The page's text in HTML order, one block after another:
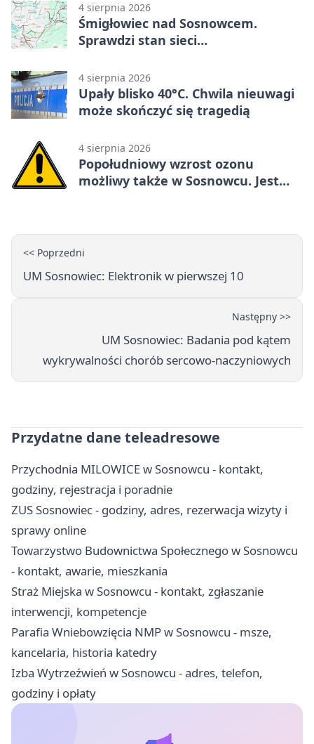
4 sierpnia 2026
Śmigłowiec nad Sosnowcem.
Sprawdzi stan sieci
4 sierpnia 2026
Upały blisko 40°C. Chwila nieuwagi
może skończyć się tragedią
4 sierpnia 2026
Popołudniowy wzrost ozonu
możliwy także w Sosnowcu. Jest
<< Poprzedni
UM Sosnowiec: Elektronik w pierwszej 10
Następny >>
UM Sosnowiec: Badania pod kątem
wykrywalności chorób sercowo-naczyniowych
Przydatne dane teleadresowe
Przychodnia MILOWICE w Sosnowcu - kontakt,
godziny, rejestracja i poradnie
ZUS Sosnowiec - godziny, adres, rezerwacja wizyty i
sprawy online
Towarzystwo Budownictwa Społecznego w Sosnowcu
- kontakt, awarie, mieszkania
Straż Miejska w Sosnowcu - kontakt, zgłaszanie
interwencji, kompetencje
Parafia Wniebowzięcia NMP w Sosnowcu - msze,
kancelaria, historia katedry
Izba Wytrzeźwień w Sosnowcu - adres, telefon,
godziny i opłaty